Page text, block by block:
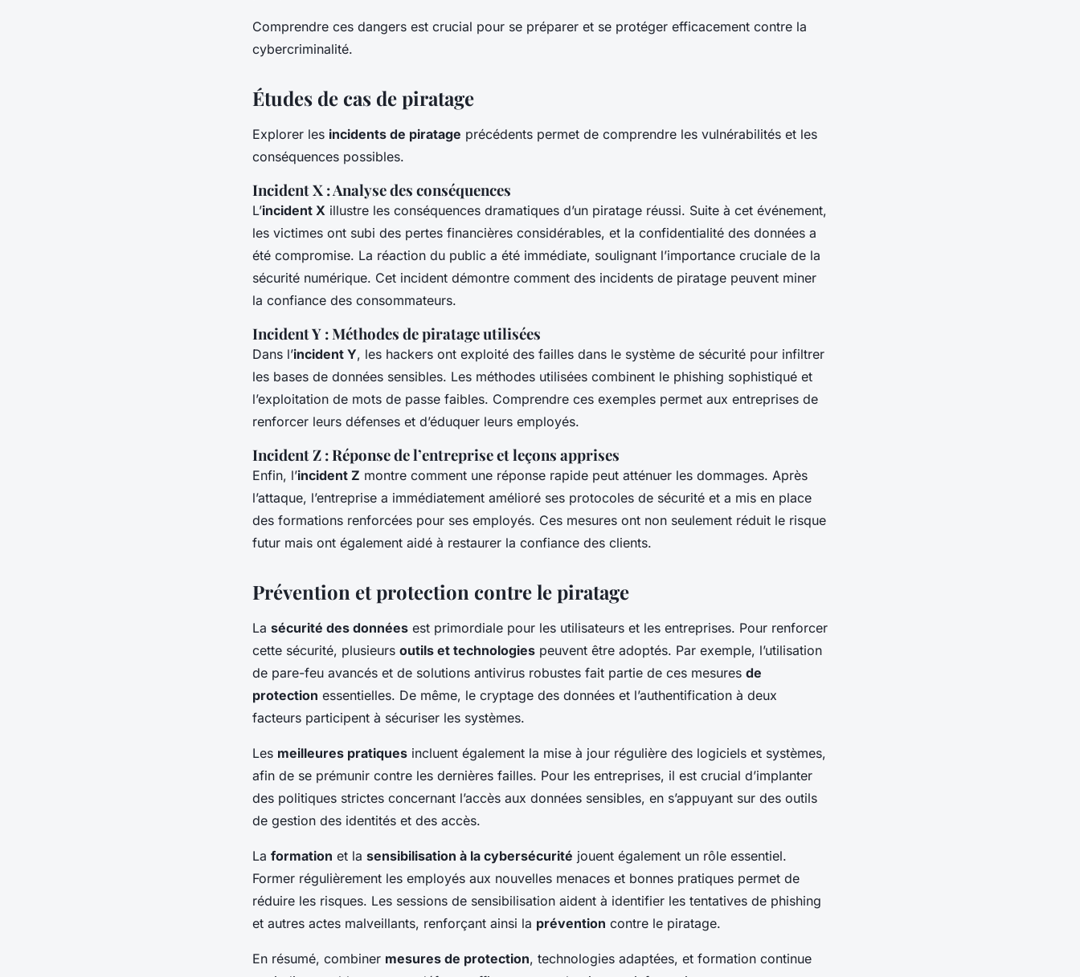
Comprendre ces dangers est crucial pour se préparer et se protéger efficacement contre la
cybercriminalité.
Études de cas de piratage
Explorer les incidents de piratage précédents permet de comprendre les vulnérabilités et les
conséquences possibles.
Incident X : Analyse des conséquences
L’incident X illustre les conséquences dramatiques d’un piratage réussi. Suite à cet événement,
les victimes ont subi des pertes financières considérables, et la confidentialité des données a
été compromise. La réaction du public a été immédiate, soulignant l’importance cruciale de la
sécurité numérique. Cet incident démontre comment des incidents de piratage peuvent miner
la confiance des consommateurs.
Incident Y : Méthodes de piratage utilisées
Dans l’incident Y, les hackers ont exploité des failles dans le système de sécurité pour infiltrer
les bases de données sensibles. Les méthodes utilisées combinent le phishing sophistiqué et
l’exploitation de mots de passe faibles. Comprendre ces exemples permet aux entreprises de
renforcer leurs défenses et d’éduquer leurs employés.
Incident Z : Réponse de l’entreprise et leçons apprises
Enfin, l’incident Z montre comment une réponse rapide peut atténuer les dommages. Après
l’attaque, l’entreprise a immédiatement amélioré ses protocoles de sécurité et a mis en place
des formations renforcées pour ses employés. Ces mesures ont non seulement réduit le risque
futur mais ont également aidé à restaurer la confiance des clients.
Prévention et protection contre le piratage
La sécurité des données est primordiale pour les utilisateurs et les entreprises. Pour renforcer
cette sécurité, plusieurs outils et technologies peuvent être adoptés. Par exemple, l’utilisation
de pare-feu avancés et de solutions antivirus robustes fait partie de ces mesures de
protection essentielles. De même, le cryptage des données et l’authentification à deux
facteurs participent à sécuriser les systèmes.
Les meilleures pratiques incluent également la mise à jour régulière des logiciels et systèmes,
afin de se prémunir contre les dernières failles. Pour les entreprises, il est crucial d’implanter
des politiques strictes concernant l’accès aux données sensibles, en s’appuyant sur des outils
de gestion des identités et des accès.
La formation et la sensibilisation à la cybersécurité jouent également un rôle essentiel.
Former régulièrement les employés aux nouvelles menaces et bonnes pratiques permet de
réduire les risques. Les sessions de sensibilisation aident à identifier les tentatives de phishing
et autres actes malveillants, renforçant ainsi la prévention contre le piratage.
En résumé, combiner mesures de protection, technologies adaptées, et formation continue